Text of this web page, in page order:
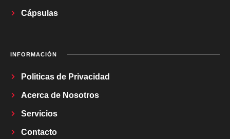
Cápsulas
INFORMACIÓN
Politicas de Privacidad
Acerca de Nosotros
Servicios
Contacto